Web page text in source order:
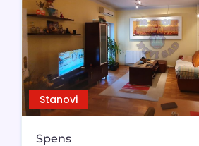
Stanovi
Spens